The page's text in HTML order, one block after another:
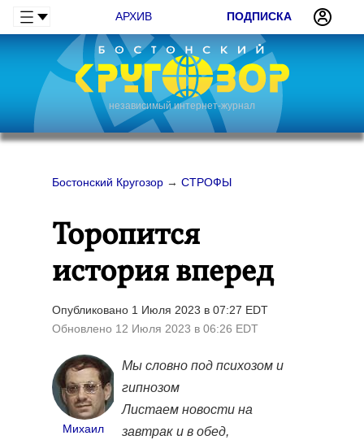
АРХИВ ПОДПИСКА
независимый интернет-журнал
Бостонский Кругозор → СТРОФЫ
Торопится
история вперед
Опубликовано 1 Июля 2023 в 07:27 EDT
Обновлено 12 Июля 2023 в 06:26 EDT
Михаил
Мы словно под психозом и
гипнозом
Листаем новости на
завтрак и в обед,